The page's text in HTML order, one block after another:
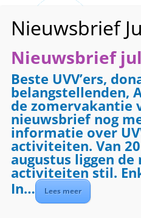
« Alle Evenementen
Dit evenement is voorbij.
Evenementenreeks:
april 15 @ 09:00 -
Nieuwsbrief
Beste UVV’ers,
belangstellenden,
de zomervakantie
nieuwsbrief nog
informatie over
activiteiten. Van
augustus liggen de
activiteiten stil.
In…
Lees meer